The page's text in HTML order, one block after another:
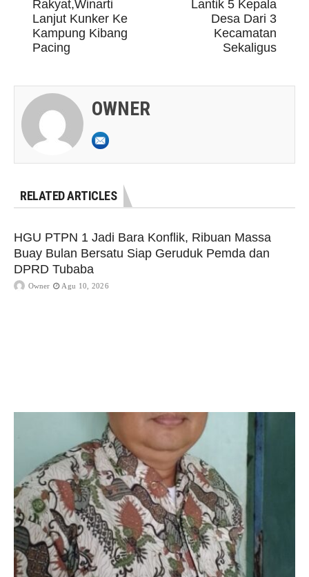
Rakyat,Winarti
Lanjut Kunker Ke
Kampung Kibang
Pacing
Lantik 5 Kepala
Desa Dari 3
Kecamatan
Sekaligus
OWNER
RELATED ARTICLES
HGU PTPN 1 Jadi Bara Konflik, Ribuan Massa
Buay Bulan Bersatu Siap Geruduk Pemda dan
DPRD Tubaba
Owner Agu 10, 2026